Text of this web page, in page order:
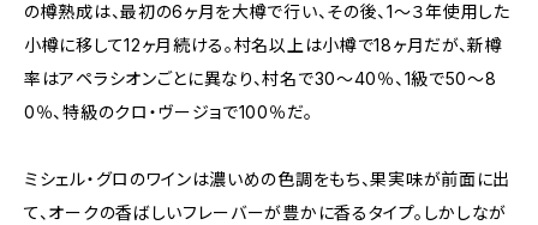
の樽熟成は、最初の6ヶ月を大樽で行い、その後、1〜３年使用した
小樽に移して12ヶ月続ける。村名以上は小樽で18ヶ月だが、新樽
率はアペラシオンごとに異なり、村名で30〜40％、1級で50〜8
0％、特級のクロ・ヴージョで100％だ。
ミシェル・グロのワインは濃いめの色調をもち、果実味が前面に出
て、オークの香ばしいフレーバーが豊かに香るタイプ。しかしなが